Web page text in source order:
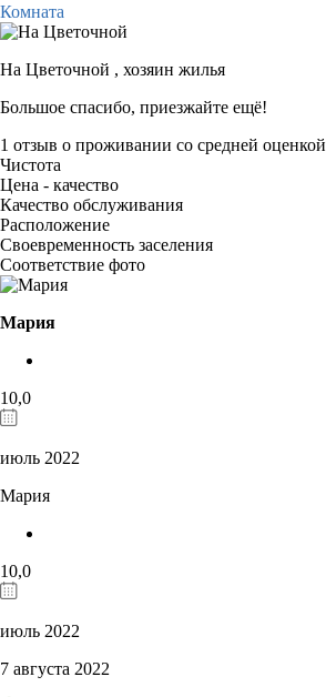
Комната
На Цветочной , хозяин жилья
Большое спасибо, приезжайте ещё!
1 отзыв о проживании со средней оценкой
Чистота
Цена - качество
Качество обслуживания
Расположение
Своевременность заселения
Соответствие фото
Мария
10,0
июль 2022
Мария
10,0
июль 2022
7 августа 2022